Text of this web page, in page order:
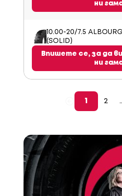
ни
10.00-20/7.5
(SOLID)
Впишете се, за да
ни
1 2